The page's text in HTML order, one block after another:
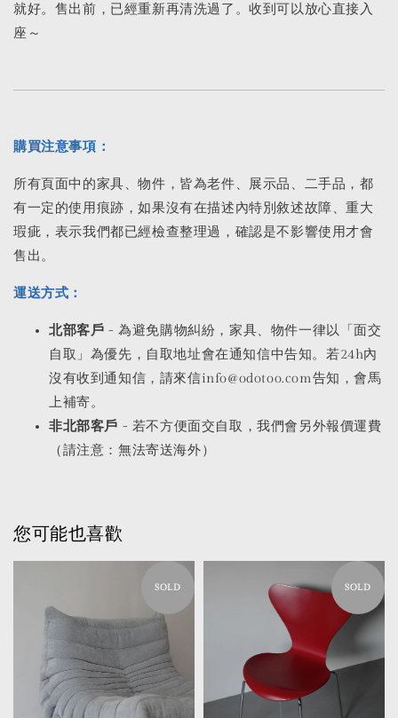
就好。售出前，已經重新再清洗過了。收到可以放心直接入
座～
購買注意事項：
所有頁面中的家具、物件，皆為老件、展示品、二手品，都
有一定的使用痕跡，如果沒有在描述內特別敘述故障、重大
瑕疵，表示我們都已經檢查整理過，確認是不影響使用才會
售出。
運送方式：
北部客戶 - 為避免購物糾紛，家具、物件一律以「面交
自取」為優先，自取地址會在通知信中告知。若24h內
沒有收到通知信，請來信info@odotoo.com告知，會馬
上補寄。
非北部客戶 - 若不方便面交自取，我們會另外報價運費
（請注意：無法寄送海外）
您可能也喜歡
SOLD SOLD